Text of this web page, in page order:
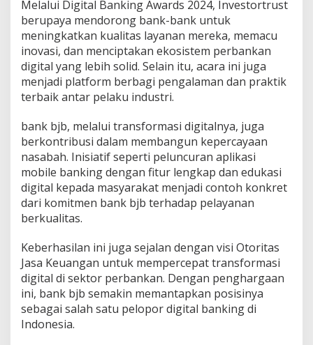
Melalui Digital Banking Awards 2024, Investortrust
berupaya mendorong bank-bank untuk
meningkatkan kualitas layanan mereka, memacu
inovasi, dan menciptakan ekosistem perbankan
digital yang lebih solid. Selain itu, acara ini juga
menjadi platform berbagi pengalaman dan praktik
terbaik antar pelaku industri.
bank bjb, melalui transformasi digitalnya, juga
berkontribusi dalam membangun kepercayaan
nasabah. Inisiatif seperti peluncuran aplikasi
mobile banking dengan fitur lengkap dan edukasi
digital kepada masyarakat menjadi contoh konkret
dari komitmen bank bjb terhadap pelayanan
berkualitas.
Keberhasilan ini juga sejalan dengan visi Otoritas
Jasa Keuangan untuk mempercepat transformasi
digital di sektor perbankan. Dengan penghargaan
ini, bank bjb semakin memantapkan posisinya
sebagai salah satu pelopor digital banking di
Indonesia.